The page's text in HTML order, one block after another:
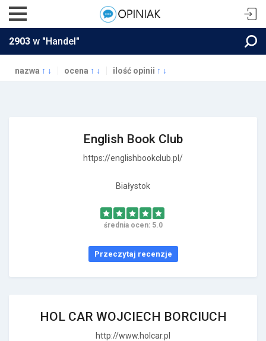
2903 w "Handel"
nazwa ↑ ↓ ocena ↑ ↓ ilość opinii ↑ ↓
English Book Club
https://englishbookclub.pl/
Białystok
średnia ocen: 5.0
Przeczytaj recenzje
HOL CAR WOJCIECH BORCIUCH
http://www.holcar.pl